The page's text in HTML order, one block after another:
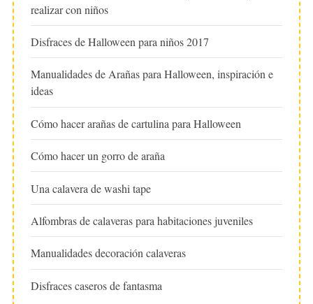
realizar con niños
Disfraces de Halloween para niños 2017
Manualidades de Arañas para Halloween, inspiración e
ideas
Cómo hacer arañas de cartulina para Halloween
Cómo hacer un gorro de araña
Una calavera de washi tape
Alfombras de calaveras para habitaciones juveniles
Manualidades decoración calaveras
Disfraces caseros de fantasma